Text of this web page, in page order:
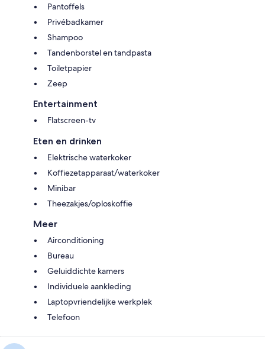
Pantoffels
Privébadkamer
Shampoo
Tandenborstel en tandpasta
Toiletpapier
Zeep
Entertainment
Flatscreen-tv
Eten en drinken
Elektrische waterkoker
Koffiezetapparaat/waterkoker
Minibar
Theezakjes/oploskoffie
Meer
Airconditioning
Bureau
Geluiddichte kamers
Individuele aankleding
Laptopvriendelijke werkplek
Telefoon